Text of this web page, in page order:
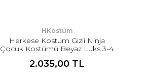
HKostüm
Herkese Kostüm Gizli Ninja
Çocuk Kostümü Beyaz Lüks 3-4
2.035,00 TL